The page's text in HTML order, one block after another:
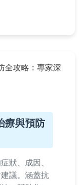
療與預防
狀、成因、
議。涵蓋抗